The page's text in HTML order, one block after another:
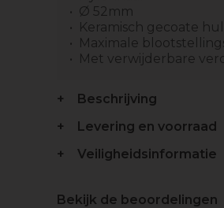
Ø 52mm
Keramisch gecoate
Maximale
Met verwijderbare
Beschrijving
Levering en voorraad
Veiligheidsinformatie
Bekijk de beoordelingen